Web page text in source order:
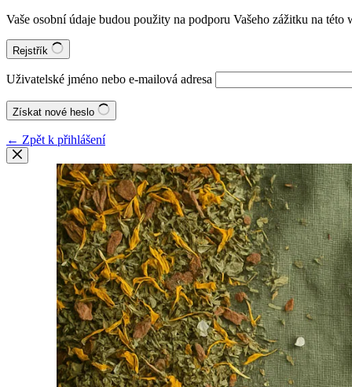
Vaše osobní údaje budou použity na podporu Vašeho zážitku na
Rejstřík
Uživatelské jméno nebo e-mailová adresa
Získat nové heslo
← Zpět k přihlášení